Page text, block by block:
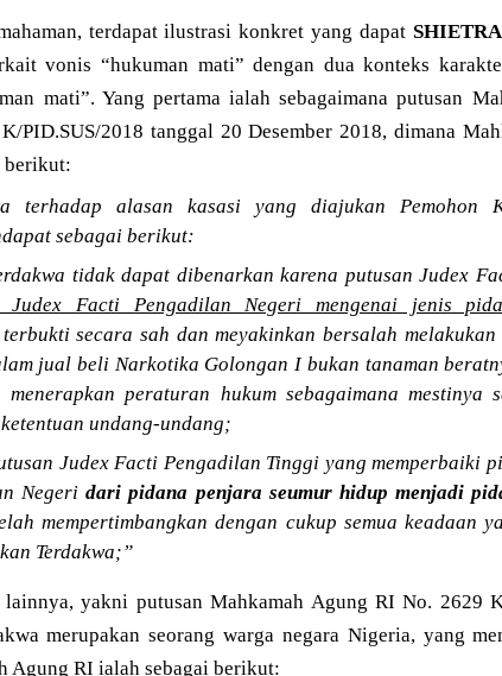
terdapat ilustrasi konkret yang dapat
vonis “hukuman mati” dengan dua konteks
mati”. Yang pertama ialah sebagaimana putusan
PID.SUS/2018 tanggal 20 Desember 2018, dimana
berikut:
terhadap alasan kasasi yang diajukan Pemohon
sebagai berikut:
tidak dapat dibenarkan karena putusan Judex
Judex Facti Pengadilan Negeri mengenai jenis
terbukti secara sah dan meyakinkan bersalah
jual beli Narkotika Golongan I bukan tanaman
peraturan hukum sebagaimana mestinya
undang-undang;
Judex Facti Pengadilan Tinggi yang memperbaiki
Negeridari pidana penjara seumur hidup menjadi
mempertimbangkan dengan cukup semua keadaan
Terdakwa;”
yakni putusan Mahkamah Agung RI No. 2629
merupakan seorang warga negara Nigeria, yang
Agung RI ialah sebagai berikut: